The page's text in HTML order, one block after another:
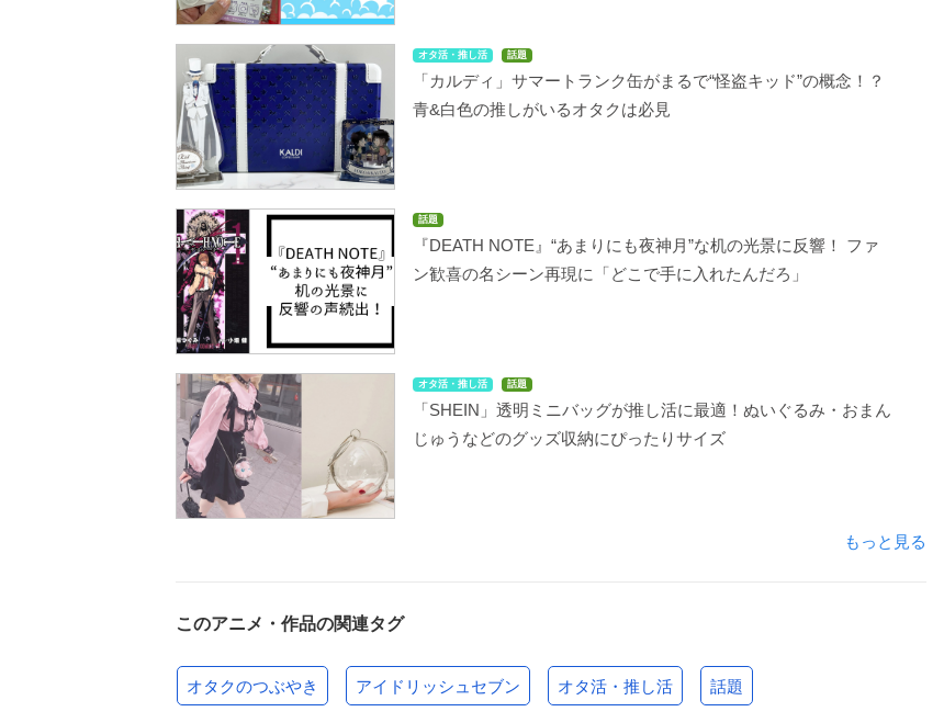
オタ活・推し活 話題
「カルディ」サマートランク缶がまるで“怪盗キッド”の概念！？
青&白色の推しがいるオタクは必見
話題
『DEATH NOTE』“あまりにも夜神月”な机の光景に反響！ ファ
ン歓喜の名シーン再現に「どこで手に入れたんだろ」
オタ活・推し活 話題
「SHEIN」透明ミニバッグが推し活に最適！ぬいぐるみ・おまん
じゅうなどのグッズ収納にぴったりサイズ
もっと見る
このアニメ・作品の関連タグ
オタクのつぶやき アイドリッシュセブン オタ活・推し活 話題